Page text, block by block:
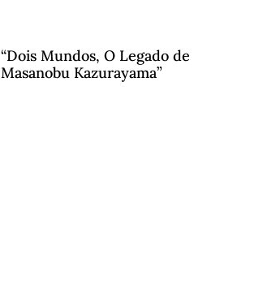
“Dois Mundos, O Legado de
Masanobu Kazurayama”